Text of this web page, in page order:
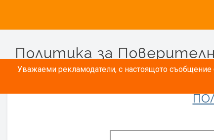
Уважаеми рекламодатели, с настоящото
Политика за